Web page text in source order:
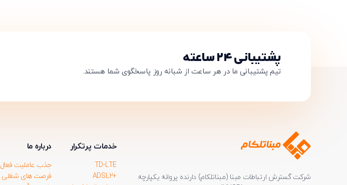
نام خانوادگی
پشتیبانی ۲۴ ساعته
تیم پشتیبانی ما در هر ساعت از شبانه روز پاسخگوی شما هستند.
شرکت گسترش ارتباطات مبنا (مبناتلکام) دارنده پروانه یکپارچه
خدمات پرتکرار
TD-LTE
+ADSL2
درباره ما
جذب عاملیت فعال
فرصت های شغلی